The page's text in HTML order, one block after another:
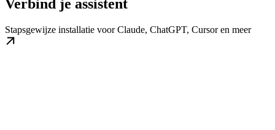
Verbind je assistent
Stapsgewijze installatie voor Claude, ChatGPT, Cursor en meer